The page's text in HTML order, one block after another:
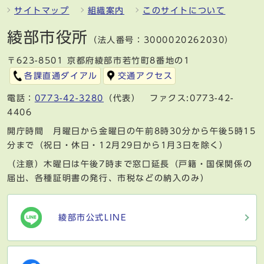
サイトマップ 組織案内 このサイトについて
綾部市役所 （法人番号：3000020262030）
〒623-8501 京都府綾部市若竹町8番地の1
各課直通ダイアル
交通アクセス
電話： 0773-42-3280
（代表） ファクス:0773-42-
4406
開庁時間 月曜日から金曜日の午前8時30分から午後5時15
分まで（祝日・休日・12月29日から1月3日を除く）
（注意）木曜日は午後7時まで窓口延長（戸籍・国保関係の
届出、各種証明書の発行、市税などの納入のみ）
綾部市公式LINE